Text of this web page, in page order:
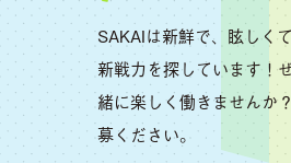
SAKAIは新鮮で、眩しく
新戦力を探しています！
緒に楽しく働きませんか
募ください。